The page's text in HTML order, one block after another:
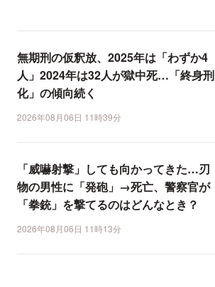
無期刑の仮釈放、2025年は「わずか4
人」2024年は32人が獄中死…「終身刑
化」の傾向続く
2026年08月06日 11時39分
「威嚇射撃」しても向かってきた…刃
物の男性に「発砲」→死亡、警察官が
「拳銃」を撃てるのはどんなとき？
2026年08月06日 11時13分